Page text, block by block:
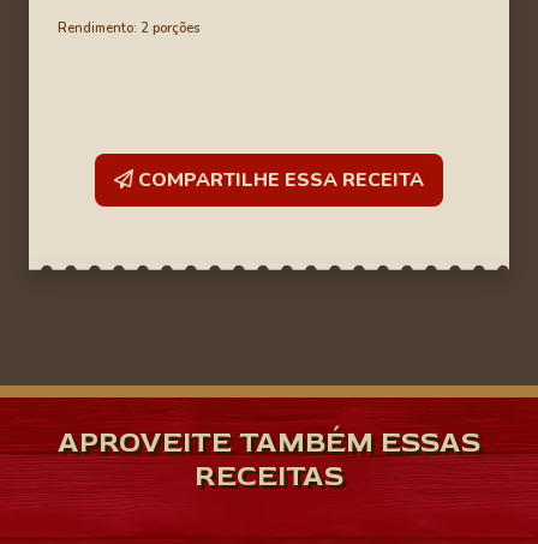
Rendimento: 2 porções
COMPARTILHE ESSA RECEITA
APROVEITE TAMBÉM ESSAS
RECEITAS